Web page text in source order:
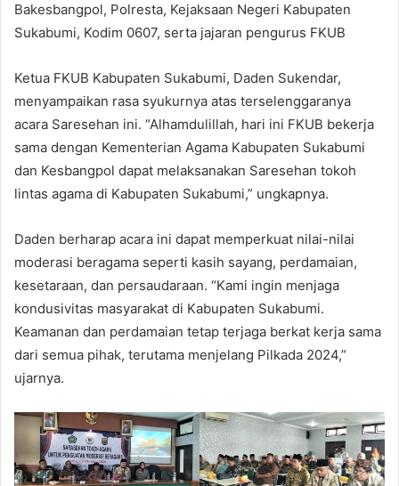
Bakesbangpol, Polresta, Kejaksaan Negeri Kabupaten
Sukabumi, Kodim 0607, serta jajaran pengurus FKUB
Ketua FKUB Kabupaten Sukabumi, Daden Sukendar,
menyampaikan rasa syukurnya atas terselenggaranya
acara Saresehan ini. “Alhamdulillah, hari ini FKUB bekerja
sama dengan Kementerian Agama Kabupaten Sukabumi
dan Kesbangpol dapat melaksanakan Saresehan tokoh
lintas agama di Kabupaten Sukabumi,” ungkapnya.
Daden berharap acara ini dapat memperkuat nilai-nilai
moderasi beragama seperti kasih sayang, perdamaian,
kesetaraan, dan persaudaraan. “Kami ingin menjaga
kondusivitas masyarakat di Kabupaten Sukabumi.
Keamanan dan perdamaian tetap terjaga berkat kerja sama
dari semua pihak, terutama menjelang Pilkada 2024,”
ujarnya.